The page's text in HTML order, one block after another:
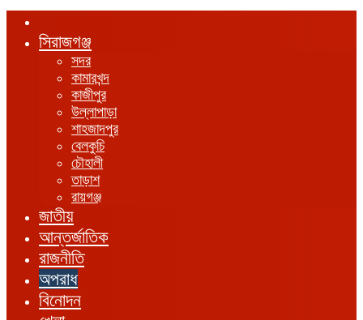
সিরাজগঞ্জ
সদর
কামারখন্দ
কাজীপুর
উল্লাপাড়া
শাহজাদপুর
বেলকুচি
চৌহালী
তাড়াশ
রায়গঞ্জ
জাতীয়
আন্তর্জাতিক
রাজনীতি
অপরাধ
বিনোদন